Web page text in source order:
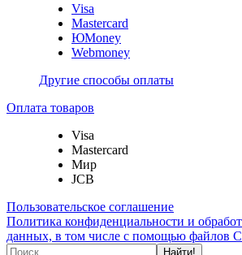
Visa
Mastercard
ЮMoney
Webmoney
Другие способы оплаты
Оплата товаров
Visa
Mastercard
Мир
JCB
Пользовательское соглашение
Политика конфиденциальности и
данных, в том числе с помощью файлов
Найти!